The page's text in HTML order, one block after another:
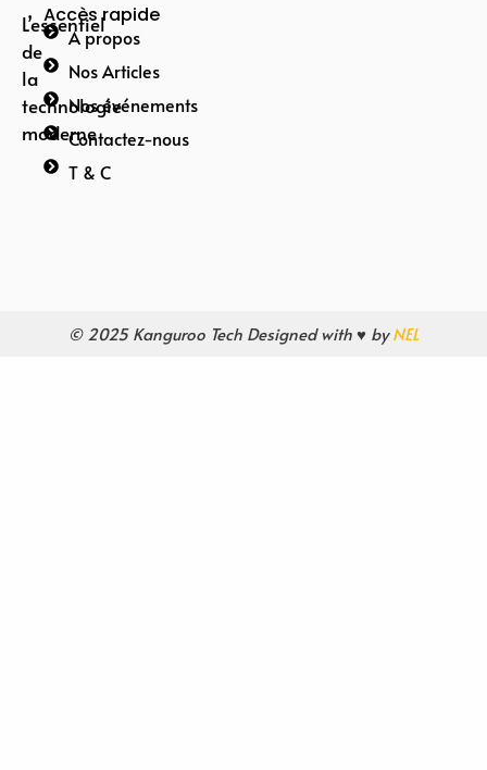
L’essentiel
de
la
technologie
moderne
Accès rapide
A propos
Nos Articles
Nos événements
Contactez-nous
T & C
© 2025 Kanguroo Tech Designed with ♥ byNEL